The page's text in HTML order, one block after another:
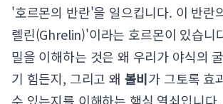
'호르몬의 반란'을 일으킵니다. 이 반란
렐린(Ghrelin)'이라는 호르몬이 있습니
밀을 이해하는 것은 왜 우리가 야식의
기 힘든지, 그리고 왜 볼비가 그토록 효